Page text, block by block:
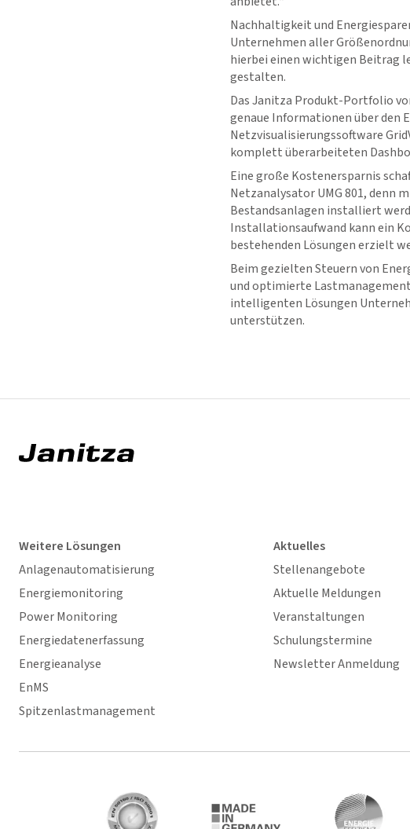
Nachhaltigkeit und
Unternehmen aller
hierbei einen wichtigen Beitrag
gestalten.
Das Janitza Produkt-Portfolio
genaue Informationen über den
Netzvisualisierungssoftware
komplett überarbeiteten
Eine große Kostenersparnis
Netzanalysator UMG 801, denn
Bestandsanlagen installiert
Installationsaufwand kann ein
bestehenden Lösungen erzielt
Beim gezielten Steuern von
und optimierte
intelligenten Lösungen
unterstützen.
Weitere Lösungen
Anlagenautomatisierung
Energiemonitoring
Power Monitoring
Energiedatenerfassung
Energieanalyse
EnMS
Spitzenlastmanagement
Aktuelles
Stellenangebote
Aktuelle Meldungen
Veranstaltungen
Schulungstermine
Newsletter Anmeldung